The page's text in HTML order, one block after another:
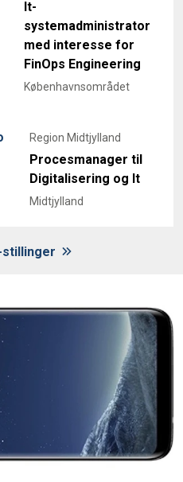
It-
systemadministrator
med interesse for
FinOps Engineering
Københavnsområdet
Region Midtjylland
Procesmanager til
Digitalisering og It
Midtjylland